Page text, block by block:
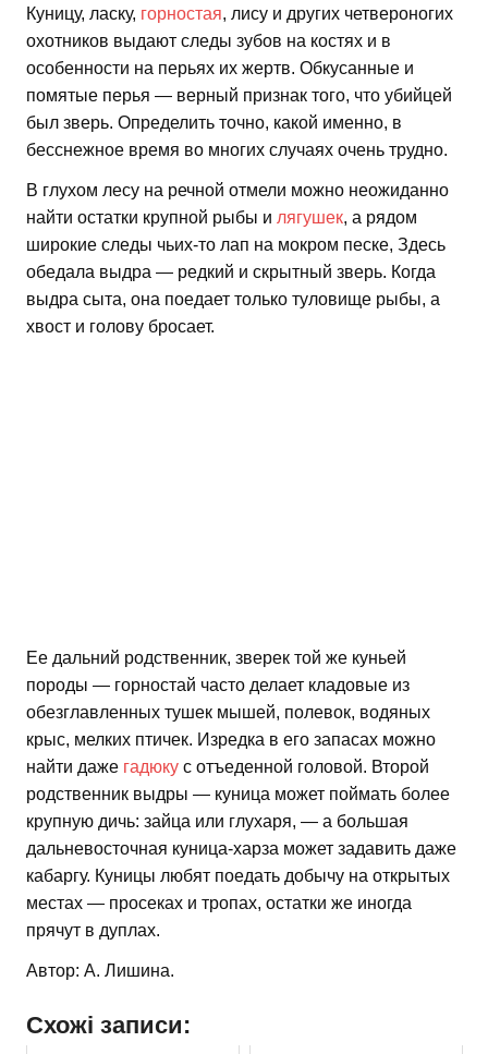
Куницу, ласку, горностая, лису и других четвероногих
охотников выдают следы зубов на костях и в
особенности на перьях их жертв. Обкусанные и
помятые перья — верный признак того, что убийцей
был зверь. Определить точно, какой именно, в
бесснежное время во многих случаях очень трудно.
В глухом лесу на речной отмели можно неожиданно
найти остатки крупной рыбы и лягушек, а рядом
широкие следы чьих-то лап на мокром песке, Здесь
обедала выдра — редкий и скрытный зверь. Когда
выдра сыта, она поедает только туловище рыбы, а
хвост и голову бросает.
Ее дальний родственник, зверек той же куньей
породы — горностай часто делает кладовые из
обезглавленных тушек мышей, полевок, водяных
крыс, мелких птичек. Изредка в его запасах можно
найти даже гадюку с отъеденной головой. Второй
родственник выдры — куница может поймать более
крупную дичь: зайца или глухаря, — а большая
дальневосточная куница-харза может задавить даже
кабаргу. Куницы любят поедать добычу на открытых
местах — просеках и тропах, остатки же иногда
прячут в дуплах.
Автор: А. Лишина.
Схожі записи: